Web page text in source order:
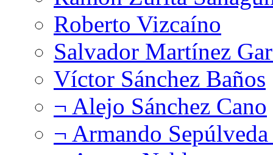
Roberto Vizcaíno
Salvador Martínez
Víctor Sánchez Baños
¬ Alejo Sánchez Cano
¬ Armando